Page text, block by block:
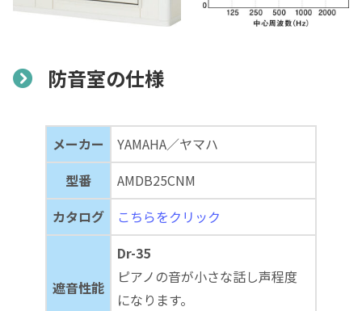
防音室の仕様
メーカー
YAMAHA／ヤマハ
型番
AMDB25CNM
カタログ
こちらをクリック
遮音性能
Dr-35
ピアノの音が小さな話し声程度
になります。